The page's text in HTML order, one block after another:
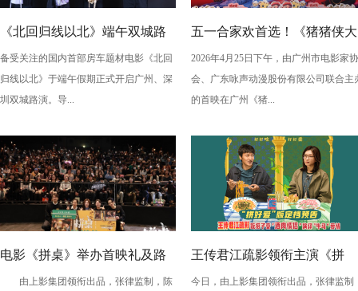
《北回归线以北》端午双城路
演，定档6月26日奔赴山海
备受关注的国内首部房车题材电影《北回
归线以北》于端午假期正式开启广州、深
圳双城路演。导...
五一合家欢首选！《猪猪侠大
电影之竞速小英雄》广州首映
欢乐狂飙
2026年4月25日下午，由广州市电影家协
会、广东咏声动漫股份有限公司联合主
的首映在广州《猪...
电影《拼桌》举办首映礼及路
演 白色情人节相约搭子稳稳幸
由上影集团领衔出品，张律监制，陈
王传君江疏影领衔主演《拼
桌》定档3月14日
今日，由上影集团领衔出品，张律监制